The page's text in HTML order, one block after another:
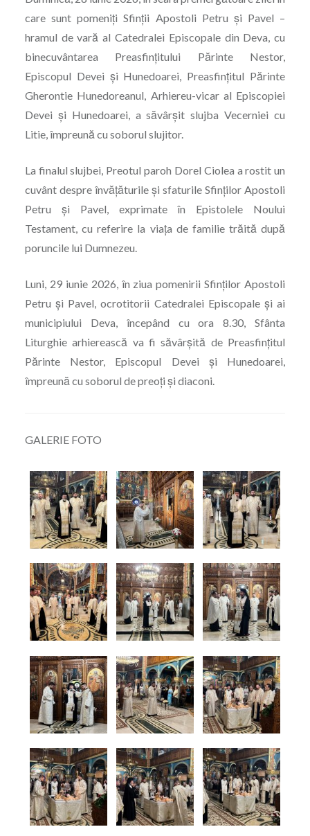
care sunt pomeniți Sfinții Apostoli Petru și Pavel –
hramul de vară al Catedralei Episcopale din Deva, cu
binecuvântarea Preasfințitului Părinte Nestor,
Episcopul Devei și Hunedoarei, Preasfințitul Părinte
Gherontie Hunedoreanul, Arhiereu-vicar al Episcopiei
Devei și Hunedoarei, a săvârșit slujba Vecerniei cu
Litie, împreună cu soborul slujitor.
La finalul slujbei, Preotul paroh Dorel Ciolea a rostit un
cuvânt despre învățăturile și sfaturile Sfinților Apostoli
Petru și Pavel, exprimate în Epistolele Noului
Testament, cu referire la viața de familie trăită după
poruncile lui Dumnezeu.
Luni, 29 iunie 2026, în ziua pomenirii Sfinților Apostoli
Petru și Pavel, ocrotitorii Catedralei Episcopale și ai
municipiului Deva, începând cu ora 8.30, Sfânta
Liturghie arhierească va fi săvârșită de Preasfințitul
Părinte Nestor, Episcopul Devei și Hunedoarei,
împreună cu soborul de preoți și diaconi.
GALERIE FOTO